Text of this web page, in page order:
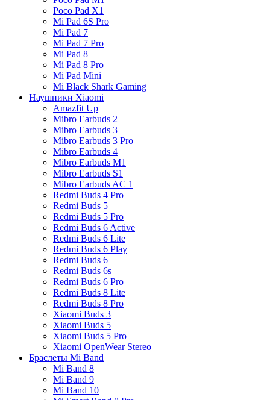
Poco Pad X1
Mi Pad 6S Pro
Mi Pad 7
Mi Pad 7 Pro
Mi Pad 8
Mi Pad 8 Pro
Mi Pad Mini
Mi Black Shark Gaming
Наушники Xiaomi
Amazfit Up
Mibro Earbuds 2
Mibro Earbuds 3
Mibro Earbuds 3 Pro
Mibro Earbuds 4
Mibro Earbuds M1
Mibro Earbuds S1
Mibro Earbuds AC 1
Redmi Buds 4 Pro
Redmi Buds 5
Redmi Buds 5 Pro
Redmi Buds 6 Active
Redmi Buds 6 Lite
Redmi Buds 6 Play
Redmi Buds 6
Redmi Buds 6s
Redmi Buds 6 Pro
Redmi Buds 8 Lite
Redmi Buds 8 Pro
Xiaomi Buds 3
Xiaomi Buds 5
Xiaomi Buds 5 Pro
Xiaomi OpenWear Stereo
Браслеты Mi Band
Mi Band 8
Mi Band 9
Mi Band 10